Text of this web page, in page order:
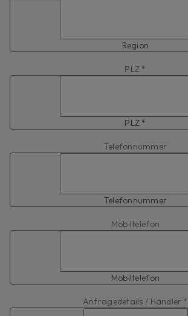
Region
PLZ *
PLZ *
Telefonnummer
Telefonnummer
Mobiltelefon
Mobiltelefon
Anfragedetails / Händler *